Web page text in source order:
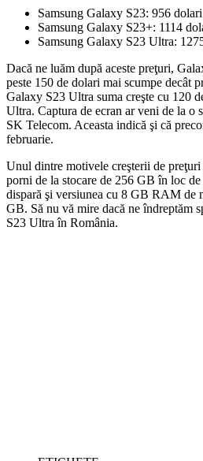
Samsung Galaxy S23: 956 dolari
Samsung Galaxy S23+: 1114
Samsung Galaxy S23 Ultra:
Dacă ne luăm după aceste preţuri,
peste 150 de dolari mai scumpe decât
Galaxy S23 Ultra suma creşte cu 120
Ultra. Captura de ecran ar veni de la o
SK Telecom. Aceasta indică şi că
februarie.
Unul dintre motivele creşterii de preţuri
porni de la stocare de 256 GB în loc
dispară şi versiunea cu 8 GB RAM de
GB. Să nu vă mire dacă ne îndreptăm
S23 Ultra în România.